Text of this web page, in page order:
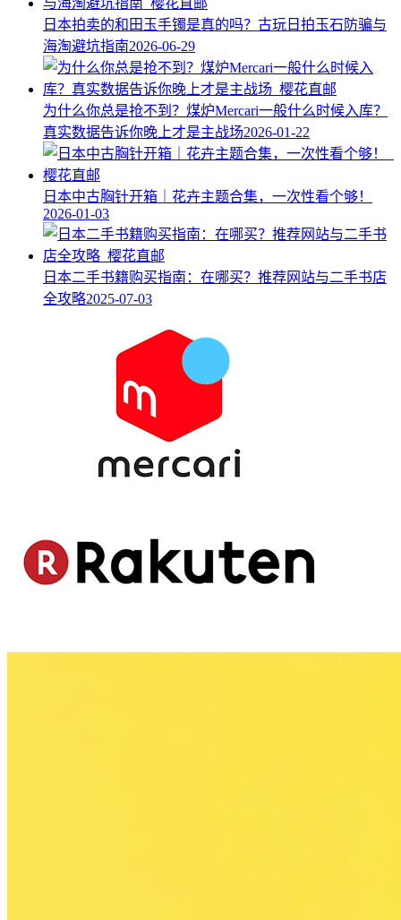
日本拍卖的和田玉手镯是真的吗？古玩日拍玉石防骗与
海淘避坑指南2026-06-29
为什么你总是抢不到？煤炉Mercari一般什么时候入库？
真实数据告诉你晚上才是主战场2026-01-22
日本中古胸针开箱｜花卉主题合集，一次性看个够！
2026-01-03
日本二手书籍购买指南：在哪买？推荐网站与二手书店
全攻略2025-07-03